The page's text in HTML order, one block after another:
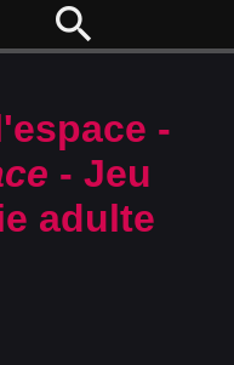
search
-
- Jeu
adulte